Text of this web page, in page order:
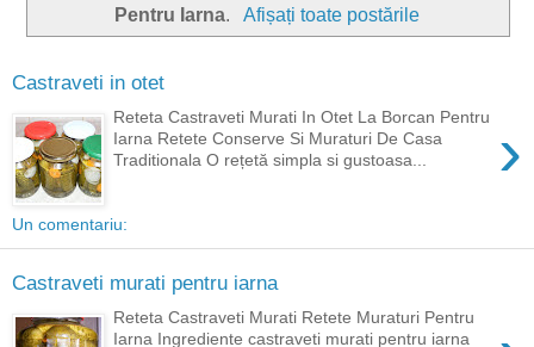
Pentru Iarna. Afișați toate postările
Castraveti in otet
›
Reteta Castraveti Murati In Otet La Borcan Pentru
Iarna Retete Conserve Si Muraturi De Casa
Traditionala O rețetă simpla si gustoasa...
Un comentariu:
Castraveti murati pentru iarna
Reteta Castraveti Murati Retete Muraturi Pentru
Iarna Ingrediente castraveti murati pentru iarna